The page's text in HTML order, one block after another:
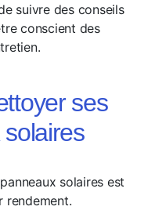
suivre des conseils
conscient des
ses
solaires est
rendement.